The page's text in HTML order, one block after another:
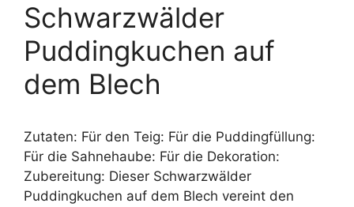
Schwarzwälder
Puddingkuchen auf
dem Blech
Zutaten: Für den Teig: Für die Puddingfüllung:
Für die Sahnehaube: Für die Dekoration:
Zubereitung: Dieser Schwarzwälder
Puddingkuchen auf dem Blech vereint den